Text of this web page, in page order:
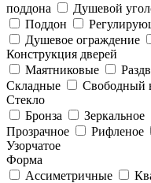
поддона
Душевой
Поддон
Душевое ограждение
Конструкция дверей
Маятниковые
Складные
Свободный
Стекло
Бронза
Зеркальное
Прозрачное
Рифленое
Узорчатое
Форма
Ассиметричные